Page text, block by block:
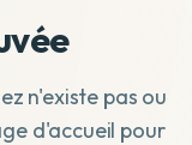
n'existe pas ou
d'accueil pour